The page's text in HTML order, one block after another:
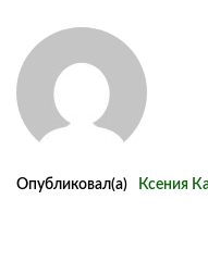
Опубликовал(а) Ксения